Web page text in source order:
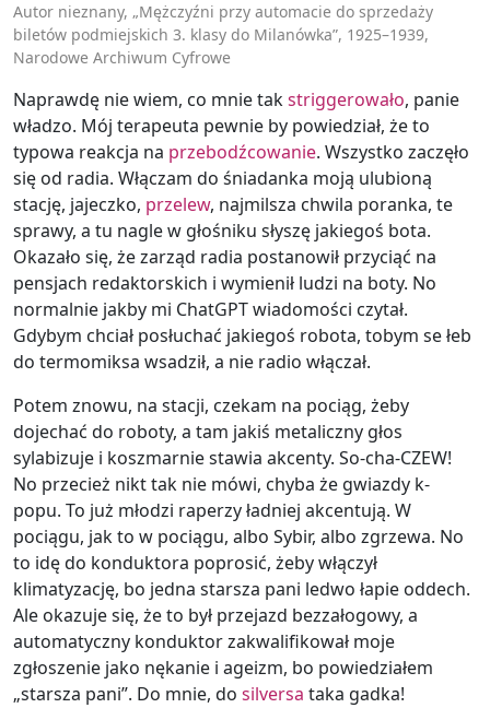
Autor nieznany, „Mężczyźni przy automacie do sprzedaży
biletów podmiejskich 3. klasy do Milanówka”, 1925–1939,
Narodowe Archiwum Cyfrowe
Naprawdę nie wiem, co mnie takstriggerowało, panie
władzo. Mój terapeuta pewnie by powiedział, że to
typowa reakcja na przebodźcowanie. Wszystko zaczęło
się od radia. Włączam do śniadanka moją ulubioną
stację, jajeczko, przelew, najmilsza chwila poranka, te
sprawy, a tu nagle w głośniku słyszę jakiegoś bota.
Okazało się, że zarząd radia postanowił przyciąć na
pensjach redaktorskich i wymienił ludzi na boty. No
normalnie jakby mi ChatGPT wiadomości czytał.
Gdybym chciał posłuchać jakiegoś robota, tobym se łeb
do termomiksa wsadził, a nie radio włączał.
Potem znowu, na stacji, czekam na pociąg, żeby
dojechać do roboty, a tam jakiś metaliczny głos
sylabizuje i koszmarnie stawia akcenty. So-cha-CZEW!
No przecież nikt tak nie mówi, chyba że gwiazdy k-
popu. To już młodzi raperzy ładniej akcentują. W
pociągu, jak to w pociągu, albo Sybir, albo zgrzewa. No
to idę do konduktora poprosić, żeby włączył
klimatyzację, bo jedna starsza pani ledwo łapie oddech.
Ale okazuje się, że to był przejazd bezzałogowy, a
automatyczny konduktor zakwalifikował moje
zgłoszenie jako nękanie i ageizm, bo powiedziałem
„starsza pani”. Do mnie, do silversa taka gadka!